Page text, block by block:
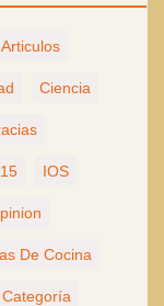
Articulos
Ciencia
IOS
De Cocina